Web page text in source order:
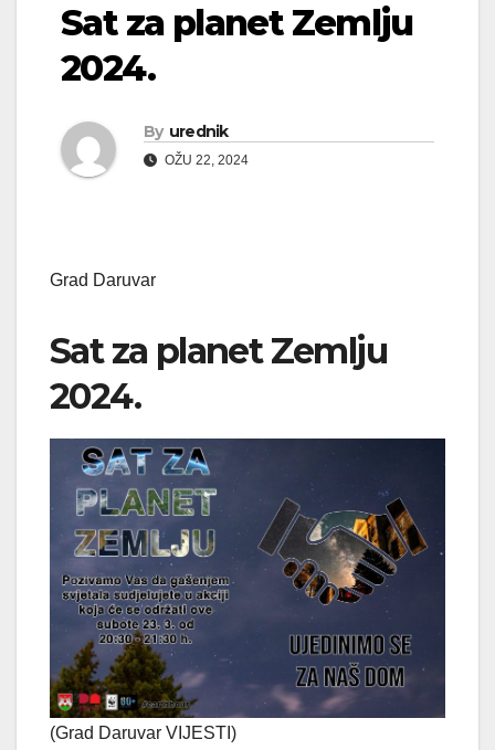
Sat za planet Zemlju
2024.
By urednik
OŽU 22, 2024
Grad Daruvar
Sat za planet Zemlju
2024.
(Grad Daruvar VIJESTI)